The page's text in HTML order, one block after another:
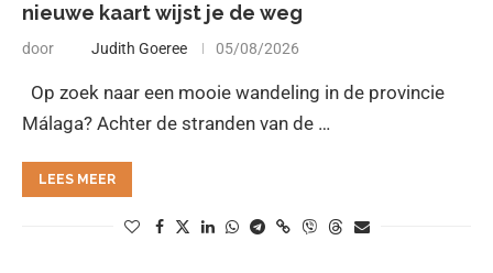
nieuwe kaart wijst je de weg
door Judith Goeree 05/08/2026
Op zoek naar een mooie wandeling in de provincie
Málaga? Achter de stranden van de …
LEES MEER